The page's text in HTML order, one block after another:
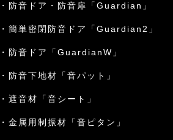
防音ドア・防音扉「Guardian」
簡単密閉防音ドア「Guardian2」
防音ドア「GuardianW」
防音下地材「音パット」
遮音材「音シート」
金属用制振材「音ピタン」